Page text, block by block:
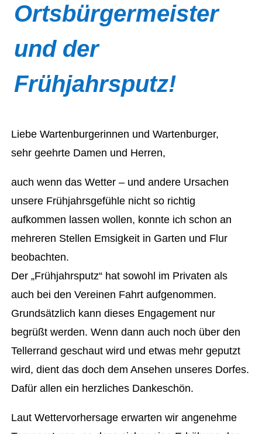
Ortsbürgermeister
und der
Frühjahrsputz!
Liebe Wartenburgerinnen und Wartenburger,
sehr geehrte Damen und Herren,
auch wenn das Wetter – und andere Ursachen
unsere Frühjahrsgefühle nicht so richtig
aufkommen lassen wollen, konnte ich schon an
mehreren Stellen Emsigkeit in Garten und Flur
beobachten.
Der „Frühjahrsputz“ hat sowohl im Privaten als
auch bei den Vereinen Fahrt aufgenommen.
Grundsätzlich kann dieses Engagement nur
begrüßt werden. Wenn dann auch noch über den
Tellerrand geschaut wird und etwas mehr geputzt
wird, dient das doch dem Ansehen unseres Dorfes.
Dafür allen ein herzliches Dankeschön.
Laut Wettervorhersage erwarten wir angenehme